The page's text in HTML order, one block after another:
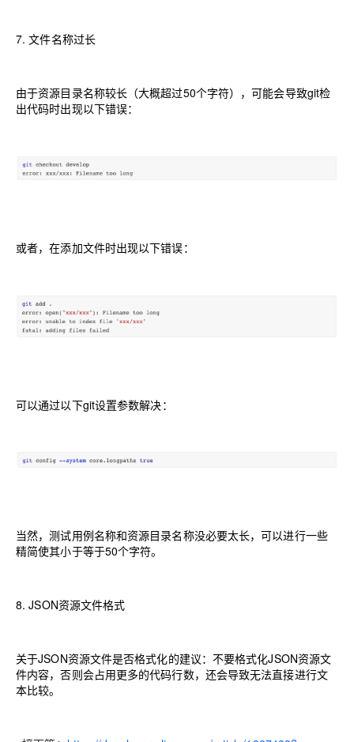
7.文件名称过长
由于资源目录名称较长（大概超过50个字符），可能会导致git检
出代码时出现以下错误：
或者，在添加文件时出现以下错误：
可以通过以下git设置参数解决：
当然，测试用例名称和资源目录名称没必要太长，可以进行一些
精简使其小于等于50个字符。
8.JSON资源文件格式
关于JSON资源文件是否格式化的建议：不要格式化JSON资源文
件内容，否则会占用更多的代码行数，还会导致无法直接进行文
本比较。